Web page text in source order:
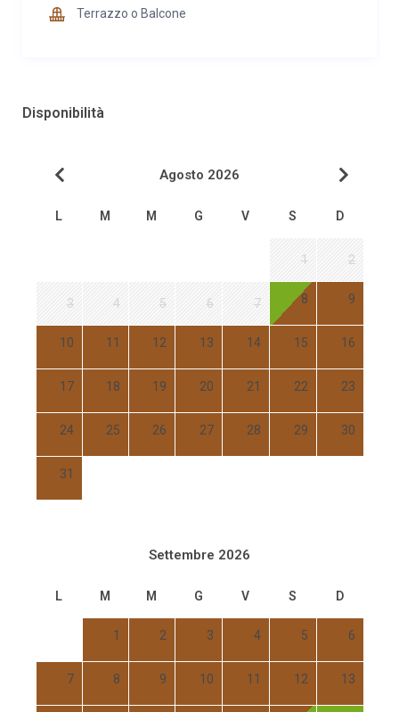
Terrazzo o Balcone
Disponibilità
Agosto 2026
L M M G V S D
1 2
3 4 5 6 7 8 9
10 11 12 13 14 15 16
17 18 19 20 21 22 23
24 25 26 27 28 29 30
31
Settembre 2026
L M M G V S D
1 2 3 4 5 6
7 8 9 10 11 12 13